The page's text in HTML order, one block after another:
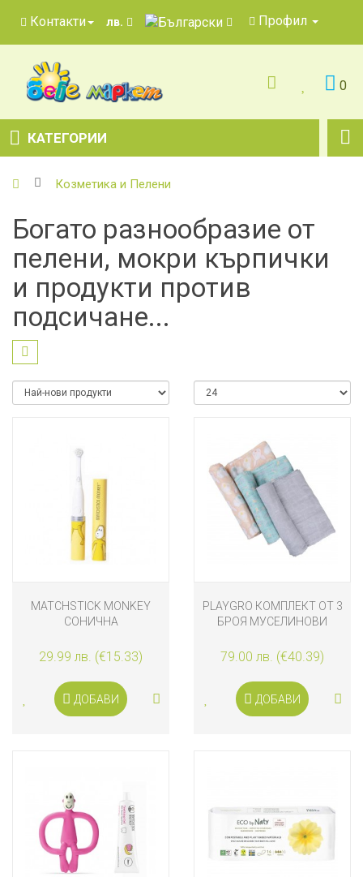
Контакти лв. Профил
0
КАТЕГОРИИ
Козметика и Пелени
Богато разнообразие от
пелени, мокри кърпички
и продукти против
подсичане...
MATCHSTICK MONKEY
СОНИЧНА
ЗЪБИ С АНТИМИКРОБНА
ЗАЩИТА ЛЪВ
29.99 лв. (€15.33)
ДОБАВИ
PLAYGRO КОМПЛЕКТ ОТ 3
БРОЯ МУСЕЛИНОВИ
79.00 лв. (€40.39)
ДОБАВИ